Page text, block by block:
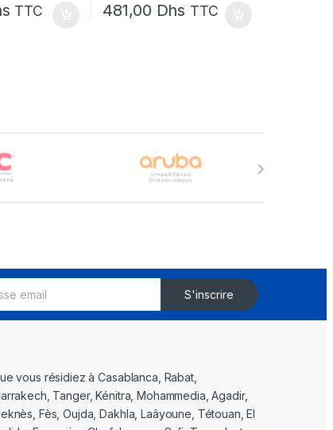
TTC 481,00 Dhs TTC
S'inscrire
vous résidiez à Casablanca, Rabat,
Tanger, Kénitra, Mohammedia, Agadir,
Fès, Oujda, Dakhla, Laâyoune, Tétouan, El